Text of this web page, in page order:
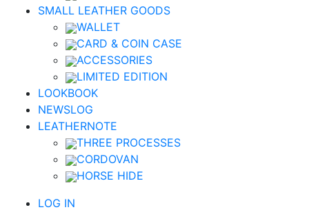
SMALL LEATHER GOODS
WALLET
CARD & COIN CASE
ACCESSORIES
LIMITED EDITION
LOOKBOOK
NEWSLOG
LEATHERNOTE
THREE PROCESSES
CORDOVAN
HORSE HIDE
LOG IN